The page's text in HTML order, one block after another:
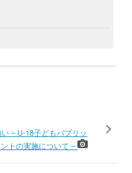
– U-18子どもパブリッ
トの実施について –